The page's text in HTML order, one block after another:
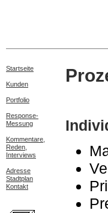
Startseite
Kunden
Portfolio
Response-
Messung
Kommentare,
Reden,
Interviews
Adresse
Stadtplan
Kontakt